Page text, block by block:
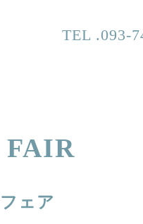
TEL .093-
ェア